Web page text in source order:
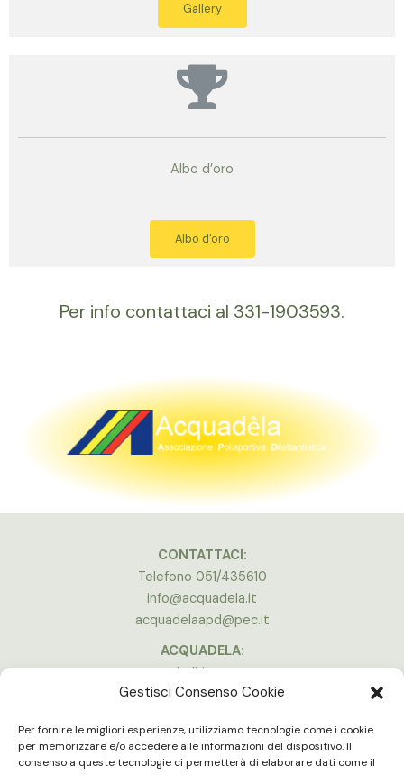
Gestisci Consenso Cookie
Per fornire le migliori esperienze, utilizziamo tecnologie come i cookie
per memorizzare e/o accedere alle informazioni del dispositivo. Il
consenso a queste tecnologie ci permetterà di elaborare dati come il
Gallery
Albo d’oro
Albo d'oro
Per info contattaci al 331-1903593.
CONTATTACI:
Telefono 051/435610
info@acquadela.it
acquadelaapd@pec.it
ACQUADELA:
Indirizzo:
Via A. Costa, 174, 40134 Bologna
Vedi la mappa
ORARI APERTURA: